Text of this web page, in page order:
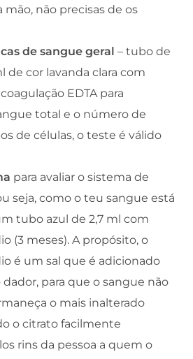
mão, não precisas de os
de sangue geral – tubo de
de cor lavanda clara com
EDTA para
total e o número de
de células, o teste é válido
para avaliar o sistema de
seja, como o teu sangue está
tubo azul de 2,7 ml com
(3 meses). A propósito, o
é um sal que é adicionado
para que o sangue não
o mais inalterado
o citrato facilmente
rins da pessoa a quem o